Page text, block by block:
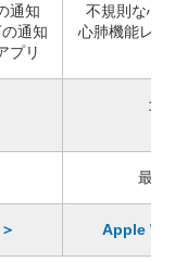
通知
通知
プ リ
不規則な心
心肺機能レベ
コ
最大
Apple